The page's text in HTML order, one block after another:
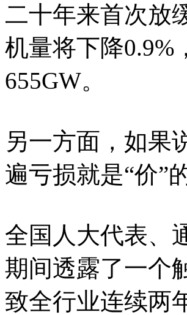
二十年来首次放
机量将下降0.9%
655GW。
另一方面，如果
遍亏损就是“价”
全国人大代表、
期间透露了一个
致全行业连续两